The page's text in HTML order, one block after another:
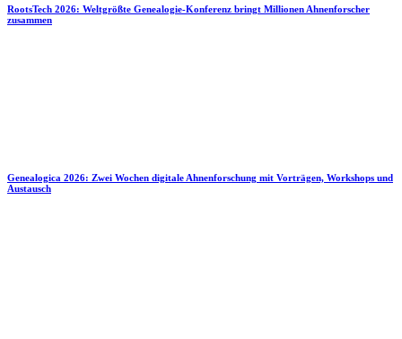
RootsTech 2026: Weltgrößte Genealogie-Konferenz bringt Millionen Ahnenforscher
zusammen
Genealogica 2026: Zwei Wochen digitale Ahnenforschung mit Vorträgen, Workshops und
Austausch